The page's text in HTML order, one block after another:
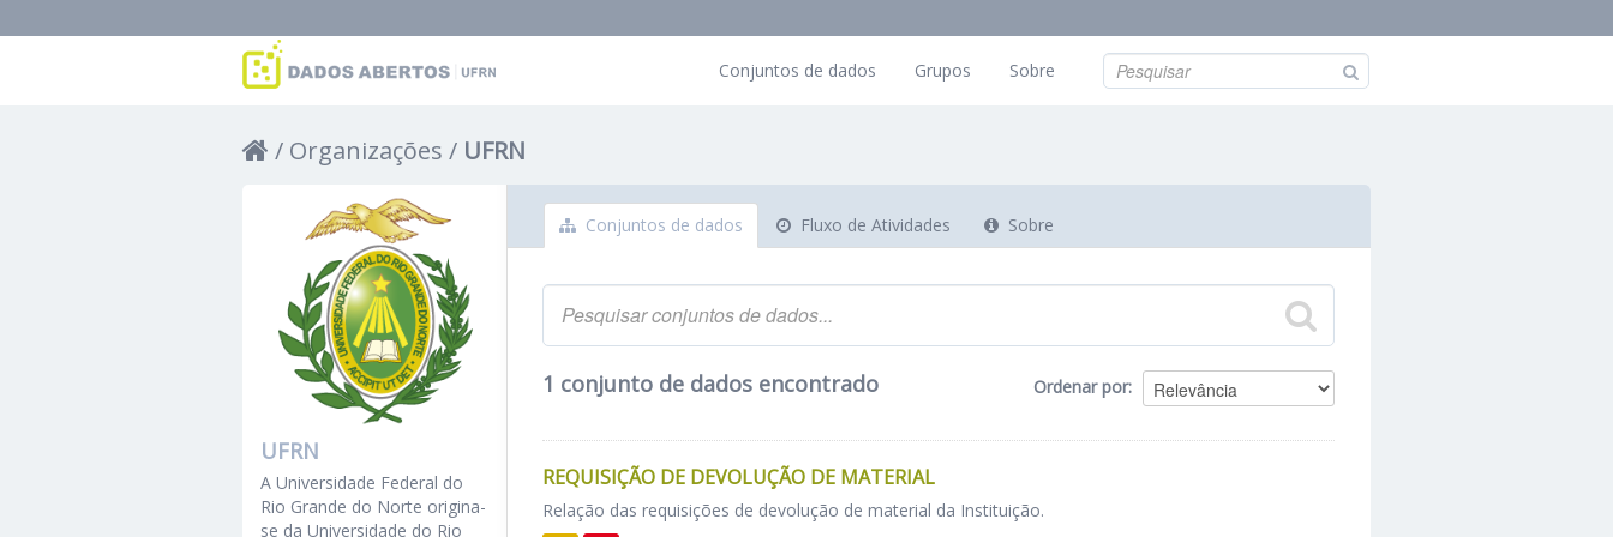
Conjuntos de dados Grupos Sobre
Organizações UFRN
Conjuntos de dados Fluxo de Atividades Sobre
Ordenar por
1 conjunto de dados encontrado
REQUISIÇÃO DE DEVOLUÇÃO DE MATERIAL
Relação das requisições de devolução de material da Instituição.
UFRN
A Universidade Federal do
Rio Grande do Norte origina-
se da Universidade do Rio